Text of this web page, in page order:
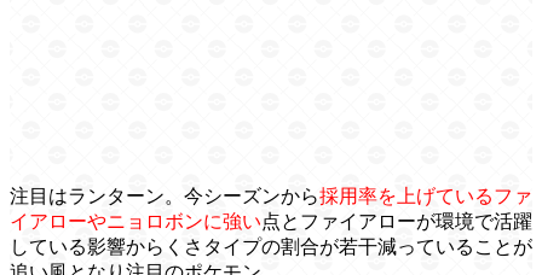
注目はランターン。今シーズンから採用率を上げているファ
イアローやニョロボンに強い点とファイアローが環境で活躍
している影響からくさタイプの割合が若干減っていることが